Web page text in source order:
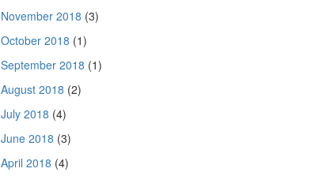
November 2018 (3)
October 2018 (1)
September 2018 (1)
August 2018 (2)
July 2018 (4)
June 2018 (3)
April 2018 (4)